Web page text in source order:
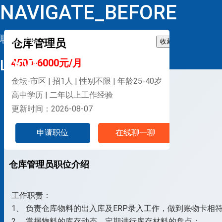
NAVIGATE_BEFORE
职位详情
LOOP
仓库管理员 收藏
4500-6000元/月
金坛-市区 | 招1人 | 性别不限 | 年龄25-40岁
高中学历 | 二年以上工作经验
更新时间：2026-08-07
申请职位 在线聊一聊
仓库管理员职位介绍
工作职责：
1、 负责仓库物料的出入库及ERP录入工作，做到账物卡相